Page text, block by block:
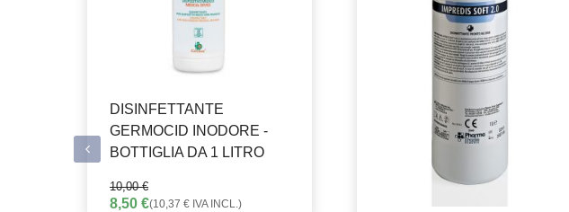
DISINFETTANTE
GERMOCID INODORE -
BOTTIGLIA DA 1 LITRO
10,00€
IL
8,50 €
IL
(10,37 € IVA INCL.)